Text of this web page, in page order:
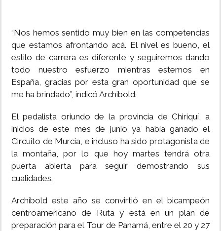
“Nos hemos sentido muy bien en las competencias
que estamos afrontando acá. El nivel es bueno, el
estilo de carrera es diferente y seguiremos dando
todo nuestro esfuerzo mientras estemos en
España, gracias por esta gran oportunidad que se
me ha brindado”, indicó Archibold.
El pedalista oriundo de la provincia de Chiriquí, a
inicios de este mes de junio ya había ganado el
Circuito de Murcia, e incluso ha sido protagonista de
la montaña, por lo que hoy martes tendrá otra
puerta abierta para seguir demostrando sus
cualidades.
Archibold este año se convirtió en el bicampeón
centroamericano de Ruta y está en un plan de
preparación para el Tour de Panamá, entre el 20 y 27